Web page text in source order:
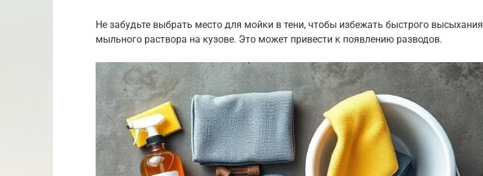
Не забудьте выбрать место для мойки в тени, чтобы избежать быстрого высыхания
мыльного раствора на кузове. Это может привести к появлению разводов.